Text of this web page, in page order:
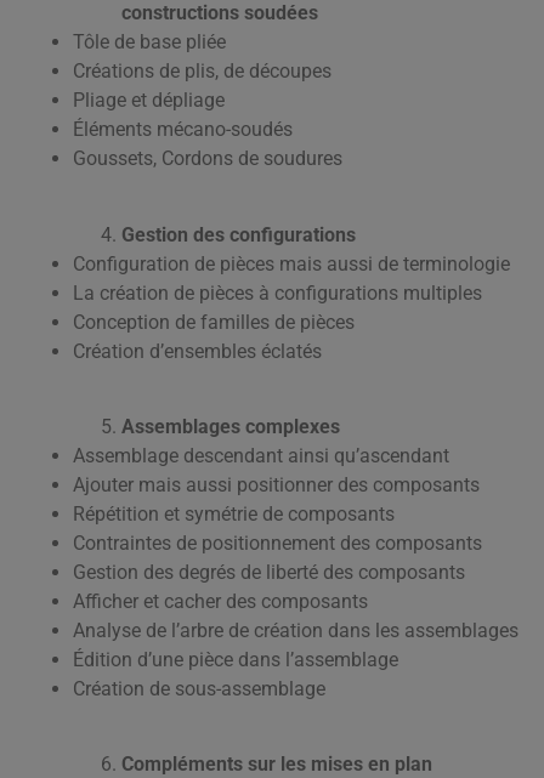
constructions soudées
Tôle de base pliée
Créations de plis, de découpes
Pliage et dépliage
Éléments mécano-soudés
Goussets, Cordons de soudures
Gestion des configurations
Configuration de pièces mais aussi de terminologie
La création de pièces à configurations multiples
Conception de familles de pièces
Création d’ensembles éclatés
Assemblages complexes
Assemblage descendant ainsi qu’ascendant
Ajouter mais aussi positionner des composants
Répétition et symétrie de composants
Contraintes de positionnement des composants
Gestion des degrés de liberté des composants
Afficher et cacher des composants
Analyse de l’arbre de création dans les assemblages
Édition d’une pièce dans l’assemblage
Création de sous-assemblage
Compléments sur les mises en plan